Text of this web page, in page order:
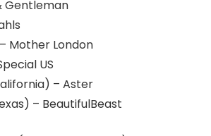
Gentleman
Mother London
US
– Aster
– BeautifulBeast